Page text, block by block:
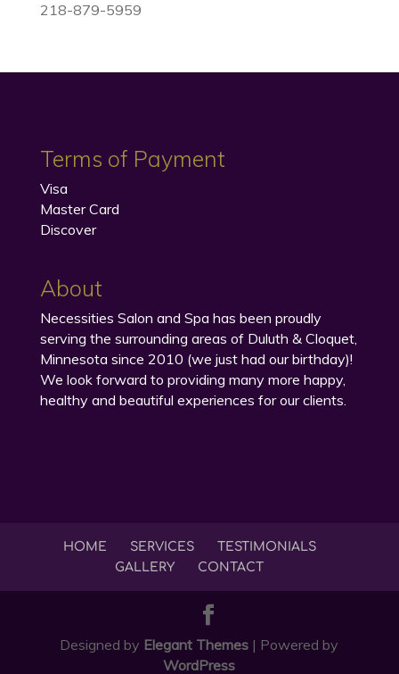
218-879-5959
Terms of Payment
Visa
Master Card
Discover
About
Necessities Salon and Spa has been proudly
serving the surrounding areas of Duluth & Cloquet,
Minnesota since 2010 (we just had our birthday)!
We look forward to providing many more happy,
healthy and beautiful experiences for our clients.
HOME SERVICES
TESTIMONIALS
GALLERY
CONTACT
Designed by Elegant Themes | Powered by
WordPress